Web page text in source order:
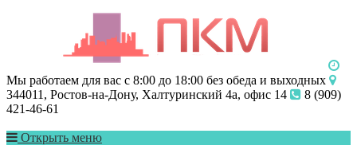
Мы работаем для вас с 8:00 до 18:00 без обеда и выходных
344011, Ростов-на-Дону, Халтуринский 4а, офис 14
8 (909)
421-46-61
Открыть меню